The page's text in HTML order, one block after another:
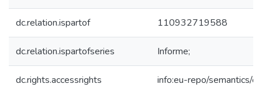
dc.relation.ispartof 110932719588
dc.relation.ispartofseries Informe;
dc.rights.accessrights info:eu-repo/semantics/